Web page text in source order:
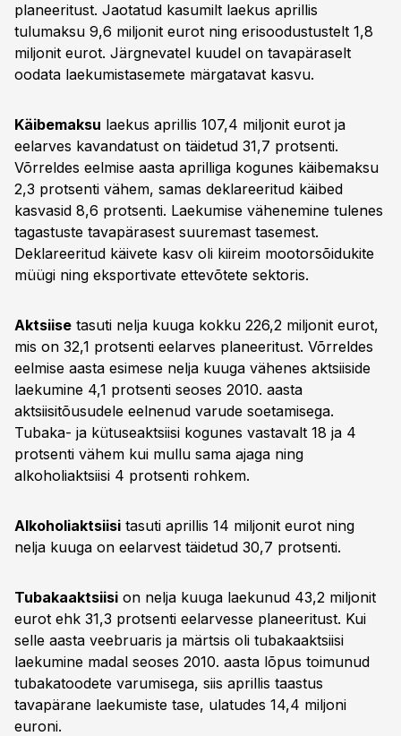
planeeritust. Jaotatud kasumilt laekus aprillis
tulumaksu 9,6 miljonit eurot ning erisoodustustelt 1,8
miljonit eurot. Järgnevatel kuudel on tavapäraselt
oodata laekumistasemete märgatavat kasvu.
Käibemaksu laekus aprillis 107,4 miljonit eurot ja
eelarves kavandatust on täidetud 31,7 protsenti.
Võrreldes eelmise aasta aprilliga kogunes käibemaksu
2,3 protsenti vähem, samas deklareeritud käibed
kasvasid 8,6 protsenti. Laekumise vähenemine tulenes
tagastuste tavapärasest suuremast tasemest.
Deklareeritud käivete kasv oli kiireim mootorsõidukite
müügi ning eksportivate ettevõtete sektoris.
Aktsiise tasuti nelja kuuga kokku 226,2 miljonit eurot,
mis on 32,1 protsenti eelarves planeeritust. Võrreldes
eelmise aasta esimese nelja kuuga vähenes aktsiiside
laekumine 4,1 protsenti seoses 2010. aasta
aktsiisitõusudele eelnenud varude soetamisega.
Tubaka- ja kütuseaktsiisi kogunes vastavalt 18 ja 4
protsenti vähem kui mullu sama ajaga ning
alkoholiaktsiisi 4 protsenti rohkem.
Alkoholiaktsiisi tasuti aprillis 14 miljonit eurot ning
nelja kuuga on eelarvest täidetud 30,7 protsenti.
Tubakaaktsiisi on nelja kuuga laekunud 43,2 miljonit
eurot ehk 31,3 protsenti eelarvesse planeeritust. Kui
selle aasta veebruaris ja märtsis oli tubakaaktsiisi
laekumine madal seoses 2010. aasta lõpus toimunud
tubakatoodete varumisega, siis aprillis taastus
tavapärane laekumiste tase, ulatudes 14,4 miljoni
euroni.